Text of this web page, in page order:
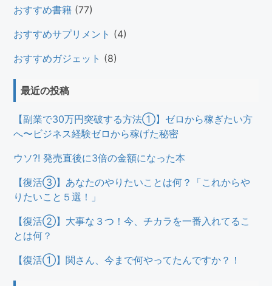
おすすめ書籍 (77)
おすすめサプリメント (4)
おすすめガジェット (8)
最近の投稿
【副業で30万円突破する方法①】ゼロから稼ぎたい方
へ〜ビジネス経験ゼロから稼げた秘密
ウソ?! 発売直後に3倍の金額になった本
【復活③】あなたのやりたいことは何？「これからや
りたいこと５選！」
【復活②】大事な３つ！今、チカラを一番入れてるこ
とは何？
【復活①】関さん、今まで何やってたんですか？！